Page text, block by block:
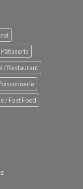
/ Restaurant
/ Fast Food